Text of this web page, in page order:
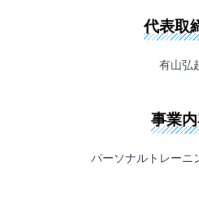
代表取
有山弘
事業
パーソナルトレーニ